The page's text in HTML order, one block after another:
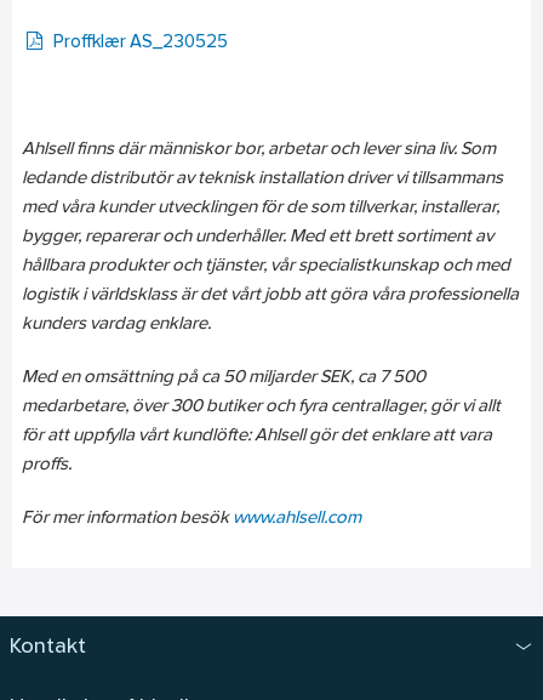
Proffklær AS_230525
Ahlsell finns där människor bor, arbetar och lever sina liv. Som
ledande distributör av teknisk installation driver vi tillsammans
med våra kunder utvecklingen för de som tillverkar, installerar,
bygger, reparerar och underhåller. Med ett brett sortiment av
hållbara produkter och tjänster, vår specialistkunskap och med
logistik i världsklass är det vårt jobb att göra våra professionella
kunders vardag enklare.
Med en omsättning på ca 50 miljarder SEK, ca 7 500
medarbetare, över 300 butiker och fyra centrallager, gör vi allt
för att uppfylla vårt kundlöfte: Ahlsell gör det enklare att vara
proffs.
För mer information besök www.ahlsell.com
Kontakt